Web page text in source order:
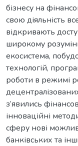
бізнесу на
свою діяльність
відкривають
широкому
екосистема,
технологій,
роботи в режимі
з’явились
інноваційні
сферу нові
банківських та